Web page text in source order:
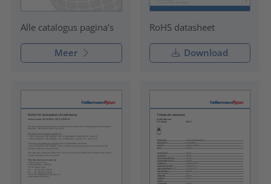
Alle catalogus pagina’s
Meer
RoHS datasheet
Download